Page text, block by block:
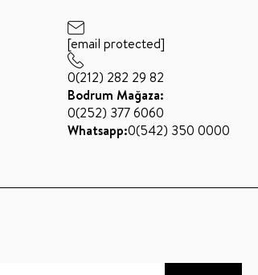
[email protected]
0(212) 282 29 82
Bodrum Mağaza:
0(252) 377 6060
Whatsapp:0(542) 350 0000